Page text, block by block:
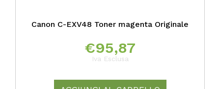
Canon C-EXV48 Toner magenta Originale
€95,87
Iva Esclusa